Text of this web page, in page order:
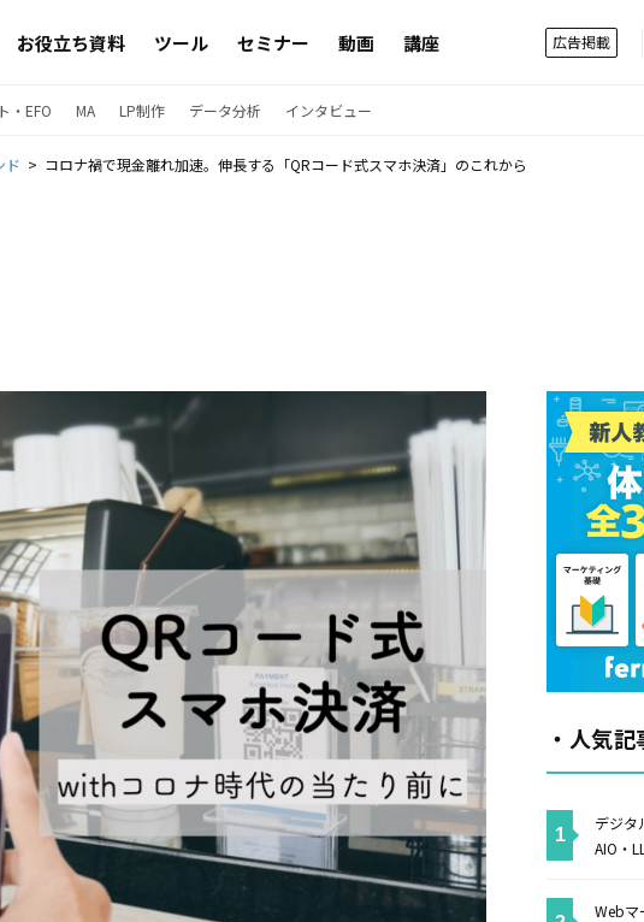
お役立ち資料 ツール セミナー 動画 講座 広告掲載
・EFO MA LP制作 データ分析 インタビュー
ド コロナ禍で現金離れ加速。伸長する「QRコード式スマホ決済」のこれから
・人気
デジタ
AIO・
Webマ